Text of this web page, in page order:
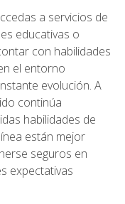
a servicios de
educativas o
con habilidades
el entorno
evolución. A
continúa
habilidades de
están mejor
seguros en
expectativas